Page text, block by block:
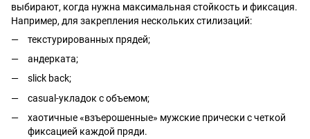
выбирают, когда нужна максимальная стойкость и фиксация.
Например, для закрепления нескольких стилизаций:
текстурированных прядей;
андерката;
slick back;
casual-укладок с объемом;
хаотичные «взъерошенные» мужские прически с четкой
фиксацией каждой пряди.